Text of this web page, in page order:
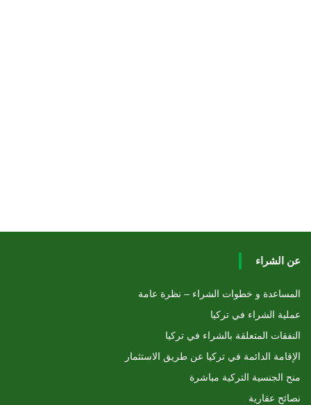
عن الشراء
المساعدة و خطوات الشراء – نظرة عامة
عملية الشراء في تركيا
النفقات المتعلقة بالشراء في تركيا
الإقامة الدائمة في تركيا عن طريق الاستثمار
منح الجنسية التركية مباشرة
نصائح عقارية